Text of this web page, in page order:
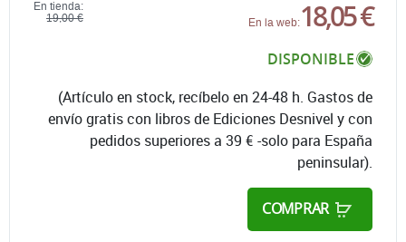
En tienda:
19,00 €
En la web:18,05 €
DISPONIBLE
(Artículo en stock, recíbelo en 24-48 h. Gastos de
envío gratis con libros de Ediciones Desnivel y con
pedidos superiores a 39 € -solo para España
peninsular).
COMPRAR